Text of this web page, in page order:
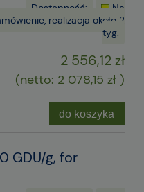
Dostępność:
Na
realizacja około 2
tyg.
2 556,12 zł
(netto: 2 078,15 zł )
do koszyka
GDU/g, for